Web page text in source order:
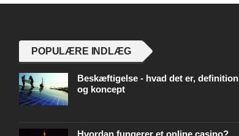
POPULÆRE INDLÆG
Beskæftigelse - hvad det er, definition
og koncept
Hvordan fungerer et online casino?